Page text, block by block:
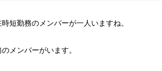
短勤務のメンバーが一人いますね。
メンバーがいます。